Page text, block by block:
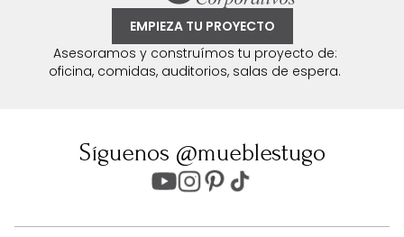
EMPIEZA TU PROYECTO
Asesoramos y construímos tu proyecto de:
oficina, comidas, auditorios, salas de espera.
Síguenos @mueblestugo